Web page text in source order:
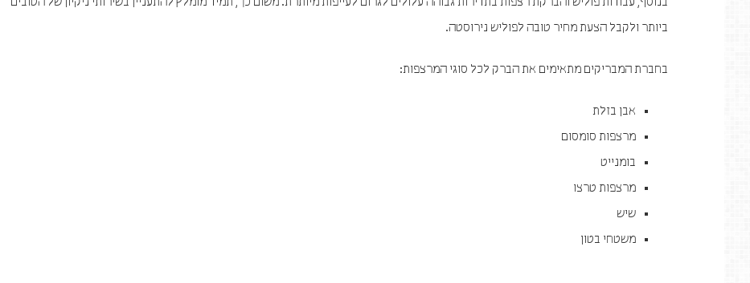
בנוסף, עבודות פוליש והברקת רצפות בתדירות גבוהה עלולים לגרום לעייפות מיותרת. משום כך, תמיד מומלץ להתעניין בשירותי ניקיון של הטובים
ביותר ולקבל הצעת מחיר טובה לפוליש נירוסטה.
בחברת המבריקים מתאימים את הברק לכל סוגי המרצפות:
אבן בזלת
מרצפות סומסום
בומנייט
מרצפות טרצו
שיש
משטחי בטון